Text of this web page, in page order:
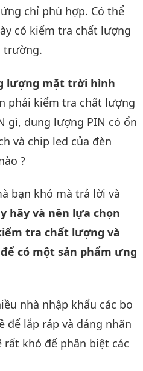
chỉ phù hợp. Có thể
có kiểm tra chất lượng
trường.
lượng mặt trời hình
phải kiểm tra chất lượng
gì, dung lượng PIN có ổn
và chip led của đèn
?
bạn khó mà trả lời và
hãy và nên lựa chọn
tra chất lượng và
có một sản phẩm ưng
nhà nhập khẩu các bo
để lắp ráp và dáng nhãn
khó để phân biệt các